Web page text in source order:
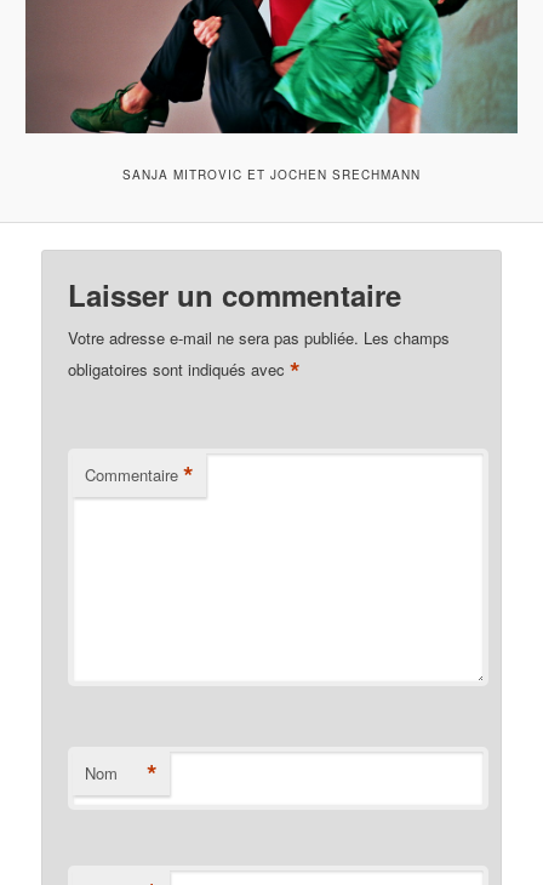
SANJA MITROVIC ET JOCHEN SRECHMANN
Laisser un commentaire
Votre adresse e-mail ne sera pas publiée. Les champs
obligatoires sont indiqués avec*
Commentaire *
Nom *